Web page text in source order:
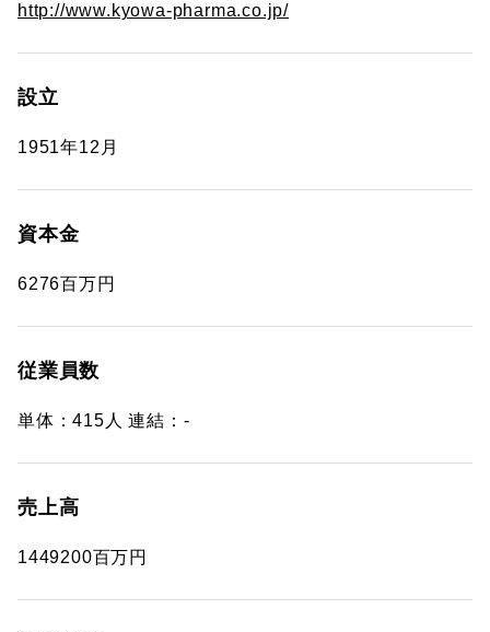
http://www.kyowa-pharma.co.jp/
設立
1951年12月
資本金
6276百万円
従業員数
単体：415人 連結：-
売上高
1449200百万円